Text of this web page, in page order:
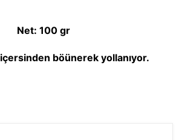
Net: 100 gr
böünerek yollanıyor.